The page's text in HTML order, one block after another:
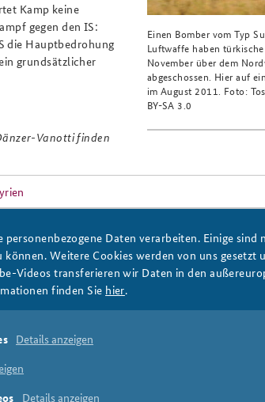
Einen Bomber vom Typ
Luftwaffe haben
November über dem
abgeschossen. Hier auf
im August 2011. Foto:
BY-SA 3.0
Kamp keine
gegen den IS:
die Hauptbedrohung
grundsätzlicher
Vanotti finden
2015
personenbezogene Daten verarbeiten. Einige
Weitere Cookies werden von uns
Videos transferieren wir Daten in den
finden Sie hier.
Details anzeigen
Details anzeigen